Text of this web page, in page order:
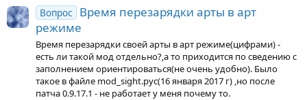
Вопрос
Время перезарядки арты в арт
режиме
Время перезарядки своей арты в арт режиме(цифрами) -
есть ли такой мод отдельно?,а то приходится по сведению с
заполнением ориентироваться(не очень удобно). Было
такое в файле mod_sight.pyc(16 ‎января ‎2017 ‎г) ,но после
патча 0.9.17.1 - не работает у меня почему то.